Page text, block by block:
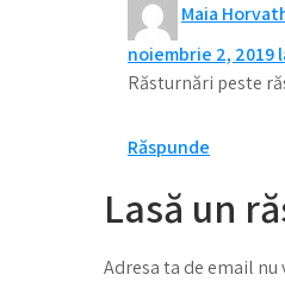
Maia
noiembrie 2, 2019
Răsturnări peste
Răspunde
Lasă un
Adresa ta de email nu